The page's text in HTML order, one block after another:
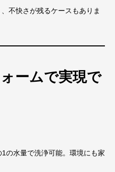
不快さが残るケースもありま
ームで実現で
の水量で洗浄可能。環境にも家